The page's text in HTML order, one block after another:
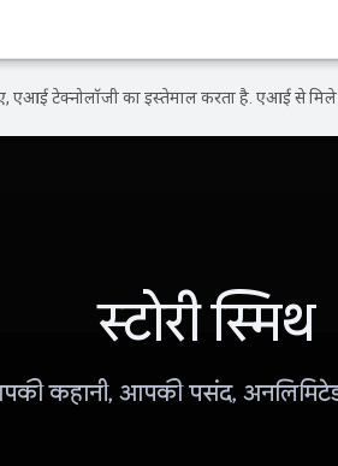
टेक्नोलॉजी का इस्तेमाल करता है. एआई से मिले
स्टोरी स्मिथ
कहानी, आपकी पसंद,